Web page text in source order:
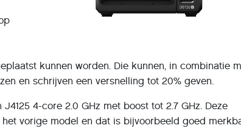
kunnen worden. Die kunnen, in combinatie
en schrijven een versnelling tot 20% geven.
4-core 2.0 GHz met boost tot 2.7 GHz. Deze
het vorige model en dat is bijvoorbeeld goed